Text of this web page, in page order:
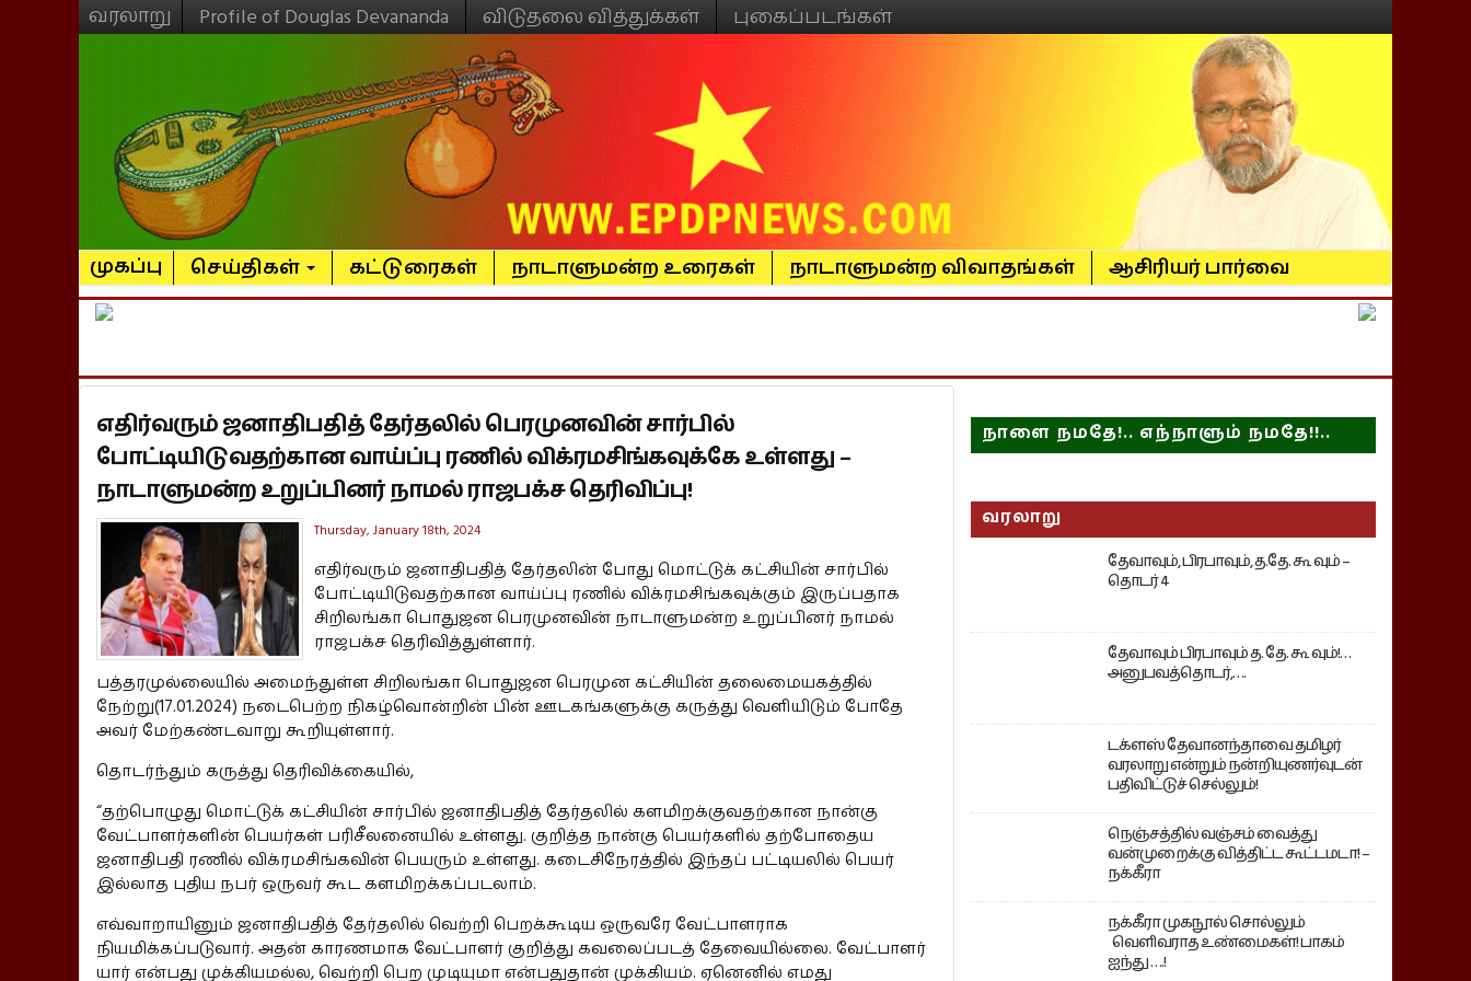
வரலாறு Profile of Douglas Devananda விடுதலை வித்துக்கள் புகைப்படங்கள்
முகப்பு செய்திகள் கட்டுரைகள் நாடாளுமன்ற உரைகள் நாடாளுமன்ற விவாதங்கள் ஆசிரியர் பார்வை
எதிர்வரும் ஜனாதிபதித் தேர்தலில் பெரமுனவின் சார்பில்
போட்டியிடுவதற்கான வாய்ப்பு ரணில் விக்ரமசிங்கவுக்கே உள்ளது –
நாடாளுமன்ற உறுப்பினர் நாமல் ராஜபக்ச தெரிவிப்பு!
Thursday, January 18th, 2024
எதிர்வரும் ஜனாதிபதித் தேர்தலின் போது மொட்டுக் கட்சியின் சார்பில்
போட்டியிடுவதற்கான வாய்ப்பு ரணில் விக்ரமசிங்கவுக்கும் இருப்பதாக
சிறிலங்கா பொதுஜன பெரமுனவின் நாடாளுமன்ற உறுப்பினர் நாமல்
ராஜபக்ச தெரிவித்துள்ளார்.
பத்தரமுல்லையில் அமைந்துள்ள சிறிலங்கா பொதுஜன பெரமுன கட்சியின் தலைமையகத்தில்
நேற்று(17.01.2024) நடைபெற்ற நிகழ்வொன்றின் பின் ஊடகங்களுக்கு கருத்து வெளியிடும் போதே
அவர் மேற்கண்டவாறு கூறியுள்ளார்.
தொடர்ந்தும் கருத்து தெரிவிக்கையில்,
“தற்பொழுது மொட்டுக் கட்சியின் சார்பில் ஜனாதிபதித் தேர்தலில் களமிறக்குவதற்கான நான்கு
வேட்பாளர்களின் பெயர்கள் பரிசீலனையில் உள்ளது. குறித்த நான்கு பெயர்களில் தற்போதைய
ஜனாதிபதி ரணில் விக்ரமசிங்கவின் பெயரும் உள்ளது. கடைசிநேரத்தில் இந்தப் பட்டியலில் பெயர்
இல்லாத புதிய நபர் ஒருவர் கூட களமிறக்கப்படலாம்.
எவ்வாறாயினும் ஜனாதிபதித் தேர்தலில் வெற்றி பெறக்கூடிய ஒருவரே வேட்பாளராக
நியமிக்கப்படுவார். அதன் காரணமாக வேட்பாளர் குறித்து கவலைப்படத் தேவையில்லை. வேட்பாளர்
யார் என்பது முக்கியமல்ல, வெற்றி பெற முடியுமா என்பதுதான் முக்கியம். ஏனெனில் எமது
நாளை நமதே!.. எந்நாளும் நமதே!!..
வரலாறு
தேவாவும், பிரபாவும், த.தே. கூ வும் –
தொடர் 4
தேவாவும் பிரபாவும் த. தே. கூ வும்!…
அனுபவத்தொடர்,….
டக்ளஸ் தேவானந்தாவை தமிழர்
வரலாறு என்றும் நன்றியுணர்வுடன்
பதிவிட்டுச் செல்லும்!
நெஞ்சத்தில் வஞ்சம் வைத்து
வன்முறைக்கு வித்திட்ட கூட்டமடா! –
நக்கீரா
நக்கீரா முகநூல் சொல்லும்
வெளிவராத உண்மைகள்! பாகம்
ஐந்து ….!